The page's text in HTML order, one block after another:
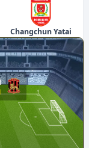
Changchun Yatai